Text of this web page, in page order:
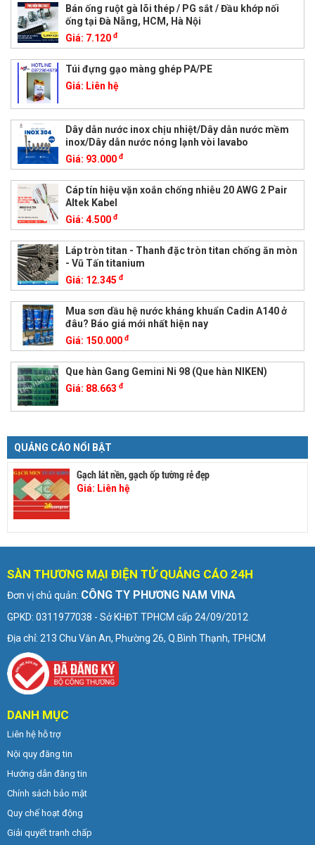
Bán ống ruột gà lõi thép / PG sắt / Đầu khớp nối
ống tại Đà Nẵng, HCM, Hà Nội
Giá: 7.120 đ
Túi đựng gạo màng ghép PA/PE
Giá: Liên hệ
Dây dẫn nước inox chịu nhiệt/Dây dẫn nước mềm
inox/Dây dẫn nước nóng lạnh vòi lavabo
Giá: 93.000 đ
Cáp tín hiệu vặn xoắn chống nhiễu 20 AWG 2 Pair
Altek Kabel
Giá: 4.500 đ
Láp tròn titan - Thanh đặc tròn titan chống ăn mòn
- Vũ Tấn titanium
Giá: 12.345 đ
Mua sơn dầu hệ nước kháng khuẩn Cadin A140 ở
đâu? Báo giá mới nhất hiện nay
Giá: 150.000 đ
Que hàn Gang Gemini Ni 98 (Que hàn NIKEN)
Giá: 88.663 đ
QUẢNG CÁO NỔI BẬT
Gạch lát nền, gạch ốp tường rẻ đẹp
Giá: Liên hệ
SÀN THƯƠNG MẠI ĐIỆN TỬ QUẢNG CÁO 24H
Đơn vị chủ quản: CÔNG TY PHƯƠNG NAM VINA
GPKD: 0311977038 - Sở KHĐT TPHCM cấp 24/09/2012
Địa chỉ: 213 Chu Văn An, Phường 26, Q.Bình Thạnh, TPHCM
DANH MỤC
Liên hệ hỗ trợ
Nội quy đăng tin
Hướng dẫn đăng tin
Chính sách bảo mật
Quy chế hoạt động
Giải quyết tranh chấp